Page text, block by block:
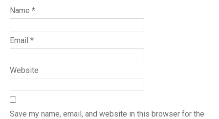
Name *
Email *
Website
Save my name, email, and website in this browser for the